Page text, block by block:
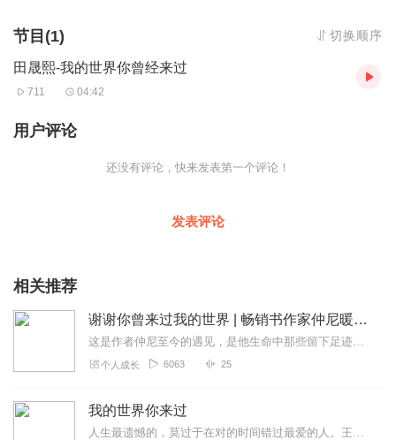
情感为主。田晟熙不仅在歌唱方面具有天赋，主持节目也是他的强
项，2010年7月参加山东卫视《先声夺人》栏目担任特邀嘉宾主持
人。2013年7月上海当代歌舞团激情之夜（碧海金沙Y-POP音乐节）
担任主持人并策划演出。2013年10月参加第15届《上海国际艺术节
上不断努力着，2015年12月发行个人最新单曲 《我的世界你曾经来
过》 《爱你伤了我自己》，望广大歌友继续支持！
节目(1) 切换顺序
田晟熙-我的世界你曾经来过
711 04:42
用户评论
还没有评论，快来发表第一个评论！
发表评论
相关推荐
谢谢你曾来过我的世界 | 畅销书作家仲尼暖心之作
这是作者仲尼至今的遇见，是他生命中那些留下足迹的身影。他们的故事微小却独特，悲欢离合间如暗夜的一束光照亮了你我的曾经。37个人的世界。20个来自心底...
个人成长 6063 25
我的世界你来过
人生最遗憾的，莫过于在对的时间错过最爱的人。王子与灰姑娘，就算相爱，也始终不是属于同一个世界。遇到他，这么多年不能遗忘，何不把这份美好收藏，作为存在的意义。...